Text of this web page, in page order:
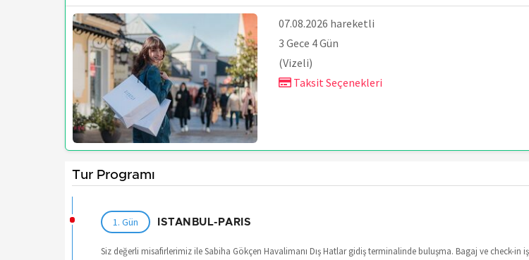
07.08.2026 hareketli
3 Gece 4 Gün
(Vizeli)
Taksit Seçenekleri
Tur Programı
1. Gün ISTANBUL-PARIS
Siz değerli misafirlerimiz ile Sabiha Gökçen Havalimanı Dış Hatlar gidiş terminalinde buluşma. Bagaj ve check-in